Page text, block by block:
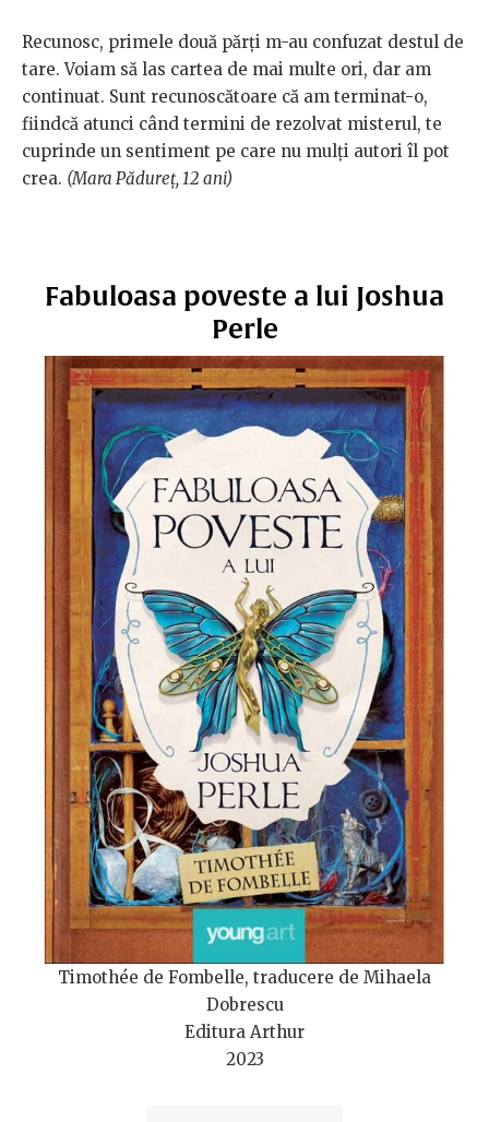
Recunosc, primele două părți m-au confuzat destul de
tare. Voiam să las cartea de mai multe ori, dar am
continuat. Sunt recunoscătoare că am terminat-o,
fiindcă atunci când termini de rezolvat misterul, te
cuprinde un sentiment pe care nu mulți autori îl pot
crea. (Mara Pădureț, 12 ani)
Fabuloasa poveste a lui Joshua
Perle
Timothée de Fombelle, traducere de Mihaela
Dobrescu
Editura Arthur
2023